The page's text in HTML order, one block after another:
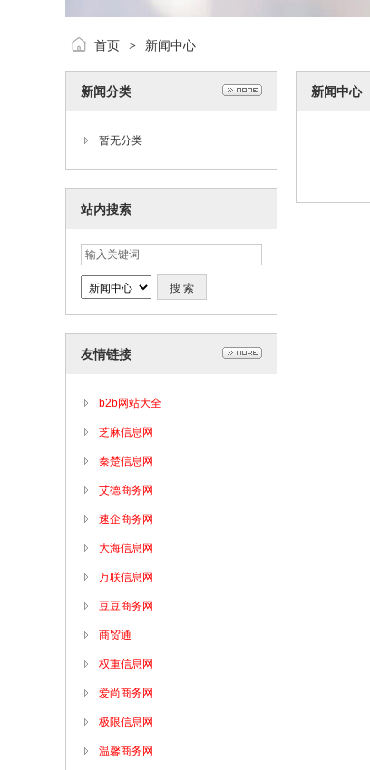
首页 > 新闻中心
新闻分类
暂无分类
站内搜索
友情链接
b2b网站大全
芝麻信息网
秦楚信息网
艾德商务网
速企商务网
大海信息网
万联信息网
豆豆商务网
商贸通
权重信息网
爱尚商务网
极限信息网
温馨商务网
新闻中心